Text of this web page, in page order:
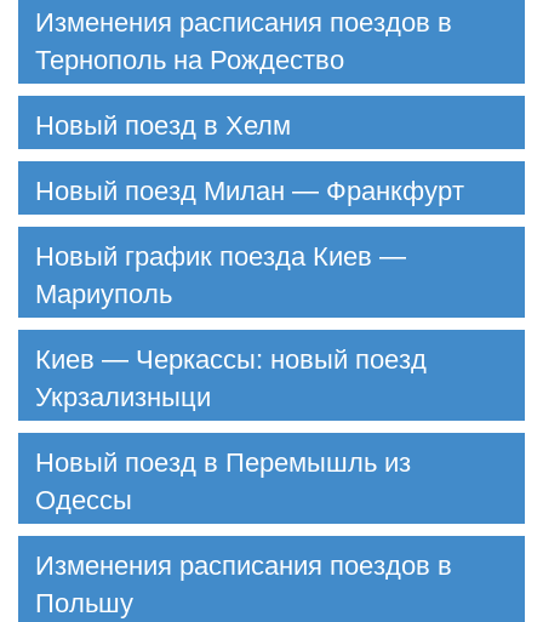
Изменения расписания поездов в
Тернополь на Рождество
Новый поезд в Хелм
Новый поезд Милан — Франкфурт
Новый график поезда Киев —
Мариуполь
Киев — Черкассы: новый поезд
Укрзализныци
Новый поезд в Перемышль из
Одессы
Изменения расписания поездов в
Польшу